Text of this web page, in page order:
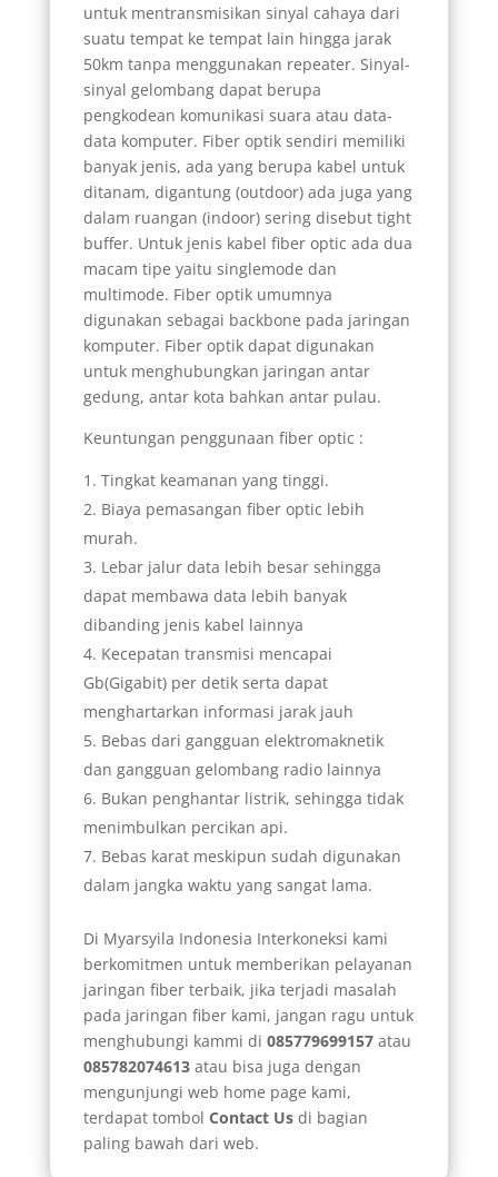
untuk mentransmisikan sinyal cahaya dari
suatu tempat ke tempat lain hingga jarak
50km tanpa menggunakan repeater. Sinyal-
sinyal gelombang dapat berupa
pengkodean komunikasi suara atau data-
data komputer. Fiber optik sendiri memiliki
banyak jenis, ada yang berupa kabel untuk
ditanam, digantung (outdoor) ada juga yang
dalam ruangan (indoor) sering disebut tight
buffer. Untuk jenis kabel fiber optic ada dua
macam tipe yaitu singlemode dan
multimode. Fiber optik umumnya
digunakan sebagai backbone pada jaringan
komputer. Fiber optik dapat digunakan
untuk menghubungkan jaringan antar
gedung, antar kota bahkan antar pulau.
Keuntungan penggunaan fiber optic :
Tingkat keamanan yang tinggi.
Biaya pemasangan fiber optic lebih
murah.
Lebar jalur data lebih besar sehingga
dapat membawa data lebih banyak
dibanding jenis kabel lainnya
Kecepatan transmisi mencapai
Gb(Gigabit) per detik serta dapat
menghartarkan informasi jarak jauh
Bebas dari gangguan elektromaknetik
dan gangguan gelombang radio lainnya
Bukan penghantar listrik, sehingga tidak
menimbulkan percikan api.
Bebas karat meskipun sudah digunakan
dalam jangka waktu yang sangat lama.
Di Myarsyila Indonesia Interkoneksi kami
berkomitmen untuk memberikan pelayanan
jaringan fiber terbaik, jika terjadi masalah
pada jaringan fiber kami, jangan ragu untuk
menghubungi kammi di 085779699157atau
085782074613atau bisa juga dengan
mengunjungi web home page kami,
terdapat tombol Contact Usdi bagian
paling bawah dari web.